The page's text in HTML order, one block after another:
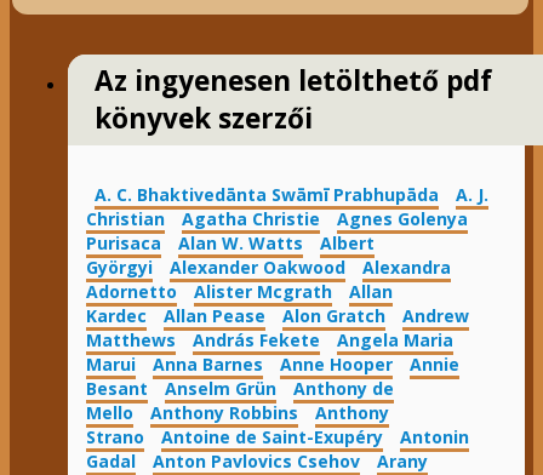
Az ingyenesen letölthető pdf
könyvek szerzői
A. C. Bhaktivedānta Swāmī Prabhupāda
A. J.
Christian
Agatha Christie
Agnes Golenya
Purisaca
Alan W. Watts
Albert
Györgyi
Alexander Oakwood
Alexandra
Adornetto
Alister Mcgrath
Allan
Kardec
Allan Pease Alon Gratch
Andrew
Matthews
András Fekete
Angela Maria
Marui
Anna Barnes Anne Hooper
Annie
Besant
Anselm Grün
Anthony de
Mello
Anthony Robbins
Anthony
Strano
Antoine de Saint-Exupéry
Antonin
Gadal
Anton Pavlovics Csehov
Arany